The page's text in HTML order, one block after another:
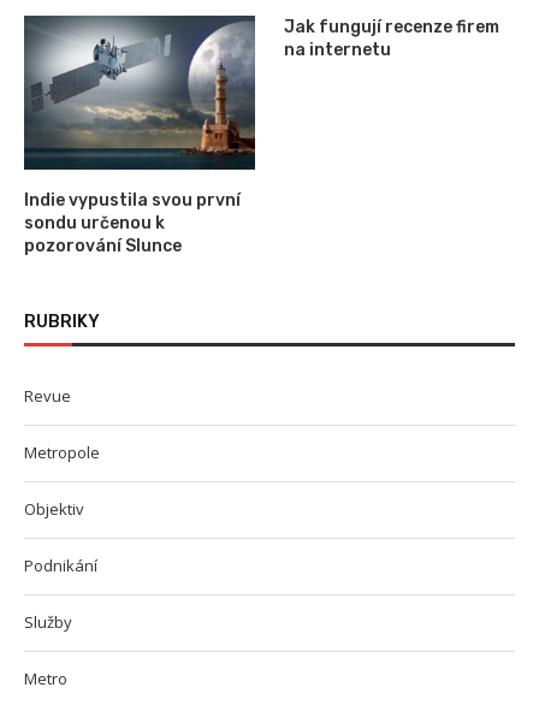
Indie vypustila svou první
sondu určenou k
pozorování Slunce
Jak fungují recenze firem
na internetu
RUBRIKY
Revue
Metropole
Objektiv
Podnikání
Služby
Metro